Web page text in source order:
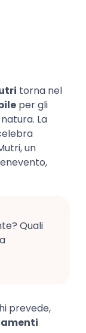
torna nel
per gli
La
un
Quali
prevede,